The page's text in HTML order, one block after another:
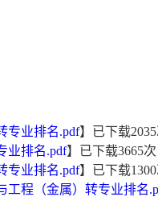
专业排名.pdf】已下载2035
业排名.pdf】已下载3665次
专业排名.pdf】已下载1300
工程（金属）转专业排名